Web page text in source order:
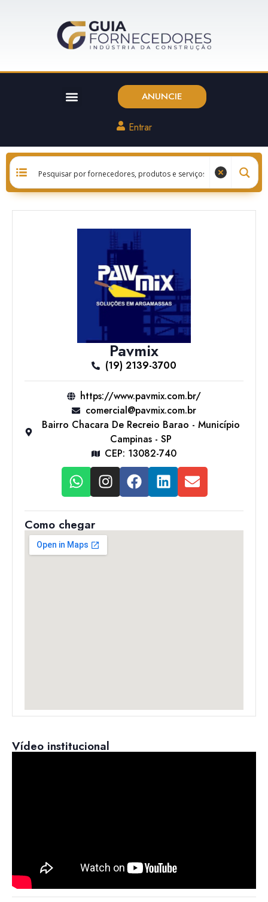
ANUNCIE
Entrar
Pavmix
(19) 2139-3700
https://www.pavmix.com.br/
comercial@pavmix.com.br
Bairro Chacara De Recreio Barao - Município
Campinas - SP
CEP: 13082-740
Como chegar
Vídeo institucional